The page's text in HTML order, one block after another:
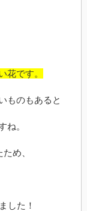
花です。
ものもあると
ね。
め、
した！